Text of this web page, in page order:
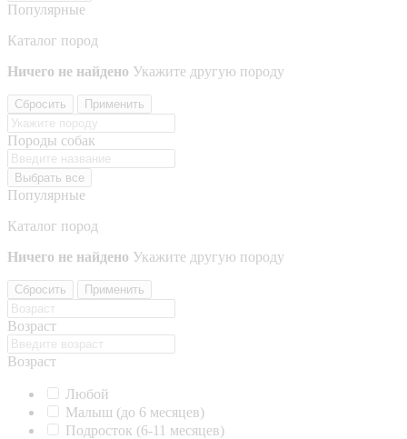
Популярные
Каталог пород
Ничего не найдено Укажите другую породу
Сбросить Применить
Породы собак
Выбрать все
Популярные
Каталог пород
Ничего не найдено Укажите другую породу
Сбросить Применить
Возраст
Возраст
Любой
Малыш (до 6 месяцев)
Подросток (6-11 месяцев)